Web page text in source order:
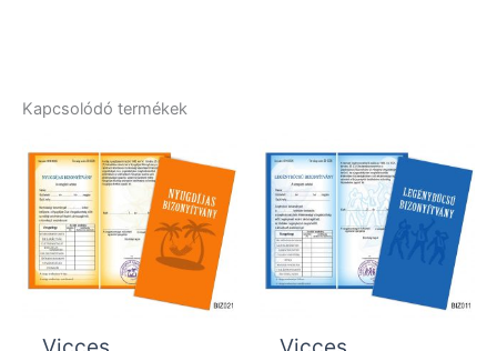
Kapcsolódó termékek